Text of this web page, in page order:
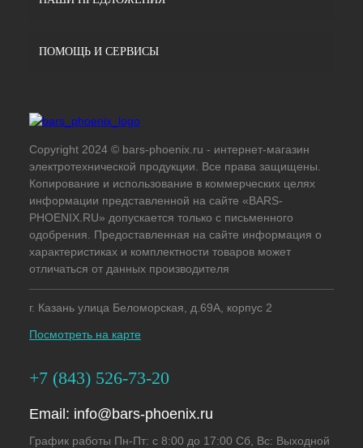
ПОМОЩЬ И СЕРВИСЫ
Copyright 2024 © bars-phoenix.ru - интернет-магазин
электротехнической продукции. Все права защищены.
Копирование и использование в коммерческих целях
информации представленной на сайте «BARS-
PHOENIX.RU» допускается только с письменного
одобрения. Предоставленная на сайте информация о
характеристиках и комплектности товаров может
отличаться от данных производителя
г. Казань улица Беломорская, д.69А, корпус 2
Посмотреть на карте
+7 (843) 526-73-20
Email: info@bars-phoenix.ru
График работы Пн-Пт: с 8:00 до 17:00 Сб, Вс: Выходной